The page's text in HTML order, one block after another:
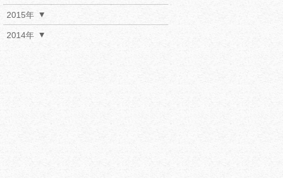
2015年
2014年